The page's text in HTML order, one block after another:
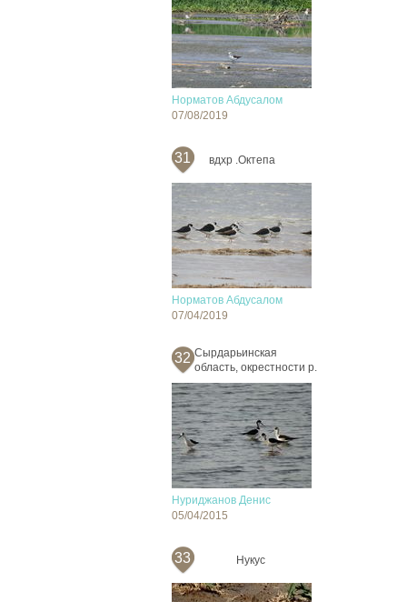
Норматов Абдусалом
07/08/2019
31 вдхр .Октепа
Норматов Абдусалом
07/04/2019
32 Сырдарьинская
область, окрестности р.
Нуриджанов Денис
05/04/2015
33 Нукус